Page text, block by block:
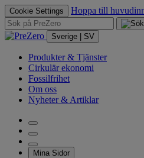
Cookie Settings Hoppa till
Sverige | SV
Produkter & Tjänster
Cirkulär ekonomi
Fossilfrihet
Om oss
Nyheter & Artiklar
Mina Sidor